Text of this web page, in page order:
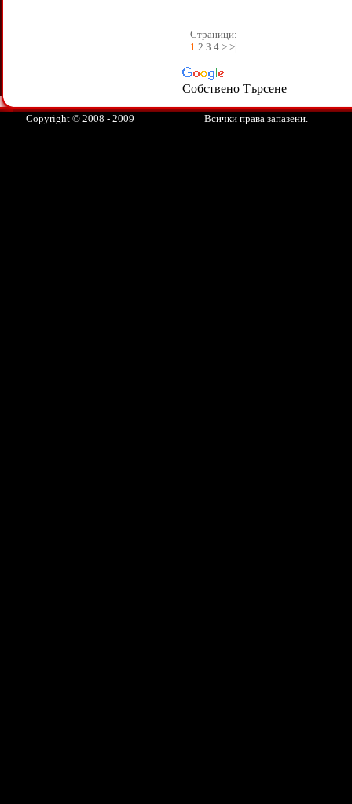
Страници:
1 2 3 4 > >|
Собствено Търсене
Copyright © 2008 - 2009 Всички права запазени.